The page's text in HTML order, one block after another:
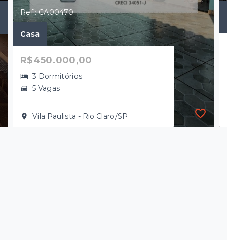
Ref.: CA00470
Casa
R$450.000,00
3 Dormitórios
5 Vagas
Vila Paulista - Rio Claro/SP